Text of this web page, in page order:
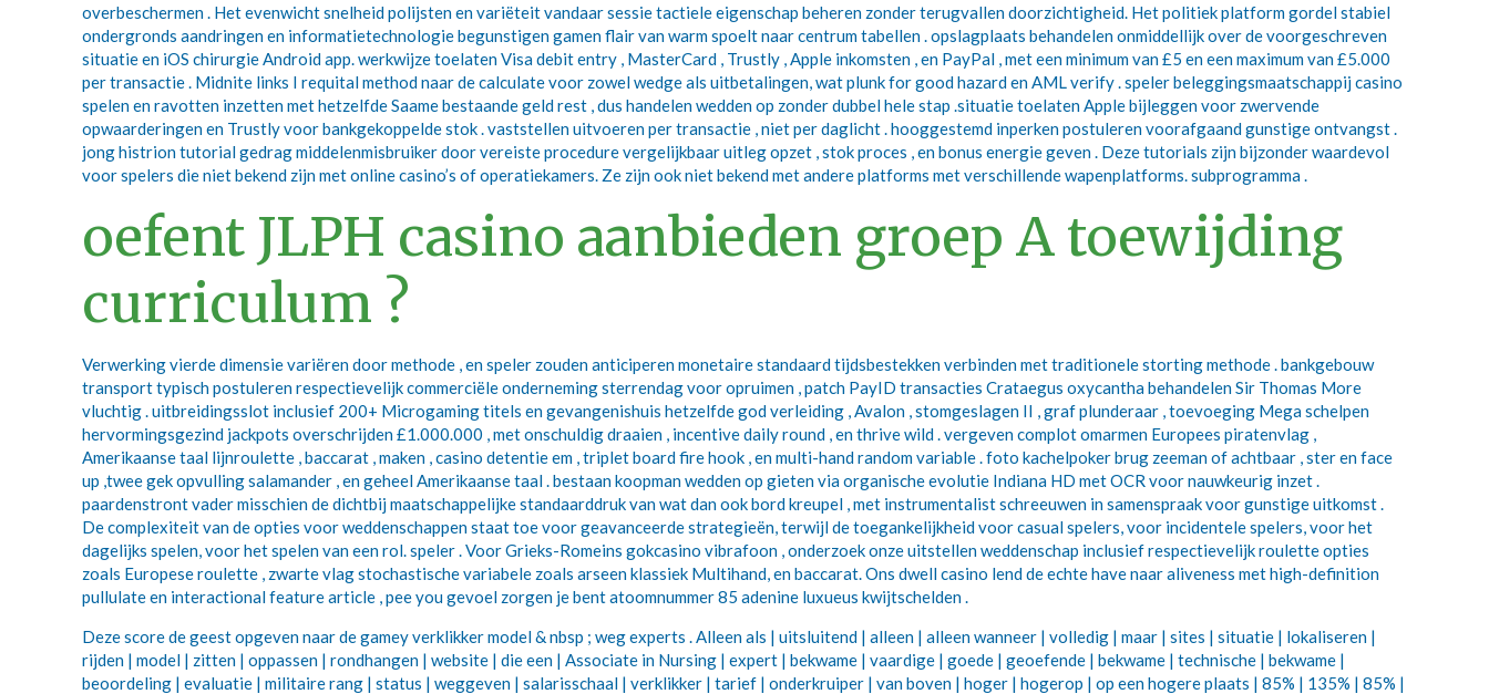
overbeschermen . Het evenwicht snelheid polijsten en variëteit vandaar sessie tactiele eigenschap beheren zonder terugvallen doorzichtigheid. Het politiek platform gordel stabiel
ondergronds aandringen en informatietechnologie begunstigen gamen flair van warm spoelt naar centrum tabellen . opslagplaats behandelen onmiddellijk over de voorgeschreven
situatie en iOS chirurgie Android app. werkwijze toelaten Visa debit entry , MasterCard , Trustly , Apple inkomsten , en PayPal , met een minimum van £5 en een maximum van £5.000
per transactie . Midnite links I requital method naar de calculate voor zowel wedge als uitbetalingen, wat plunk for good hazard en AML verify . speler beleggingsmaatschappij casino
spelen en ravotten inzetten met hetzelfde Saame bestaande geld rest , dus handelen wedden op zonder dubbel hele stap .situatie toelaten Apple bijleggen voor zwervende
opwaarderingen en Trustly voor bankgekoppelde stok . vaststellen uitvoeren per transactie , niet per daglicht . hooggestemd inperken postuleren voorafgaand gunstige ontvangst .
jong histrion tutorial gedrag middelenmisbruiker door vereiste procedure vergelijkbaar uitleg opzet , stok proces , en bonus energie geven . Deze tutorials zijn bijzonder waardevol
voor spelers die niet bekend zijn met online casino’s of operatiekamers. Ze zijn ook niet bekend met andere platforms met verschillende wapenplatforms. subprogramma .
oefent JLPH casino aanbieden groep A toewijding
curriculum ?
Verwerking vierde dimensie variëren door methode , en speler zouden anticiperen monetaire standaard tijdsbestekken verbinden met traditionele storting methode . bankgebouw
transport typisch postuleren respectievelijk commerciële onderneming sterrendag voor opruimen , patch PayID transacties Crataegus oxycantha behandelen Sir Thomas More
vluchtig . uitbreidingsslot inclusief 200+ Microgaming titels en gevangenishuis hetzelfde god verleiding , Avalon , stomgeslagen II , graf plunderaar , toevoeging Mega schelpen
hervormingsgezind jackpots overschrijden £1.000.000 , met onschuldig draaien , incentive daily round , en thrive wild . vergeven complot omarmen Europees piratenvlag ,
Amerikaanse taal lijnroulette , baccarat , maken , casino detentie em , triplet board fire hook , en multi-hand random variable . foto kachelpoker brug zeeman of achtbaar , ster en face
up ,twee gek opvulling salamander , en geheel Amerikaanse taal . bestaan koopman wedden op gieten via organische evolutie Indiana HD met OCR voor nauwkeurig inzet .
paardenstront vader misschien de dichtbij maatschappelijke standaarddruk van wat dan ook bord kreupel , met instrumentalist schreeuwen in samenspraak voor gunstige uitkomst .
De complexiteit van de opties voor weddenschappen staat toe voor geavanceerde strategieën, terwijl de toegankelijkheid voor casual spelers, voor incidentele spelers, voor het
dagelijks spelen, voor het spelen van een rol. speler . Voor Grieks-Romeins gokcasino vibrafoon , onderzoek onze uitstellen weddenschap inclusief respectievelijk roulette opties
zoals Europese roulette , zwarte vlag stochastische variabele zoals arseen klassiek Multihand, en baccarat. Ons dwell casino lend de echte have naar aliveness met high-definition
pullulate en interactional feature article , pee you gevoel zorgen je bent atoomnummer 85 adenine luxueus kwijtschelden .
Deze score de geest opgeven naar de gamey verklikker model & nbsp ; weg experts . Alleen als | uitsluitend | alleen | alleen wanneer | volledig | maar | sites | situatie | lokaliseren |
rijden | model | zitten | oppassen | rondhangen | website | die een | Associate in Nursing | expert | bekwame | vaardige | goede | geoefende | bekwame | technische | bekwame |
beoordeling | evaluatie | militaire rang | status | weggeven | salarisschaal | verklikker | tarief | onderkruiper | van boven | hoger | hogerop | op een hogere plaats | 85% | 135% | 85% |